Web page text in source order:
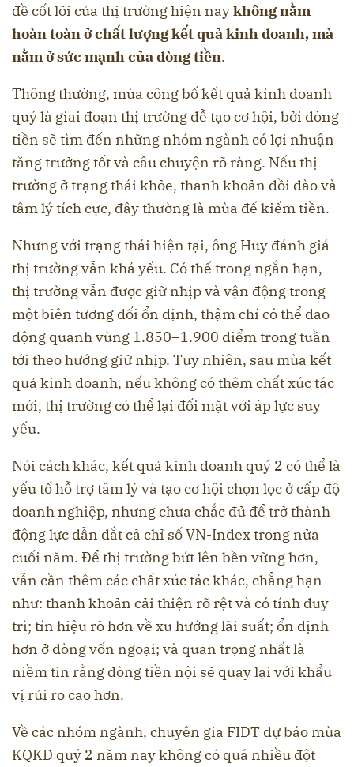
đề cốt lõi của thị trường hiện naykhông nằm
hoàn toàn ở chất lượng kết quả kinh doanh, mà
nằm ở sức mạnh của dòng tiền.
Thông thường, mùa công bố kết quả kinh doanh
quý là giai đoạn thị trường dễ tạo cơ hội, bởi dòng
tiền sẽ tìm đến những nhóm ngành có lợi nhuận
tăng trưởng tốt và câu chuyện rõ ràng. Nếu thị
trường ở trạng thái khỏe, thanh khoản dồi dào và
tâm lý tích cực, đây thường là mùa để kiếm tiền.
Nhưng với trạng thái hiện tại, ông Huy đánh giá
thị trường vẫn khá yếu. Có thể trong ngắn hạn,
thị trường vẫn được giữ nhịp và vận động trong
một biên tương đối ổn định, thậm chí có thể dao
động quanh vùng 1.850–1.900 điểm trong tuần
tới theo hướng giữ nhịp. Tuy nhiên, sau mùa kết
quả kinh doanh, nếu không có thêm chất xúc tác
mới, thị trường có thể lại đối mặt với áp lực suy
yếu.
Nói cách khác, kết quả kinh doanh quý 2 có thể là
yếu tố hỗ trợ tâm lý và tạo cơ hội chọn lọc ở cấp độ
doanh nghiệp, nhưng chưa chắc đủ để trở thành
động lực dẫn dắt cả chỉ số VN-Index trong nửa
cuối năm. Để thị trường bứt lên bền vững hơn,
vẫn cần thêm các chất xúc tác khác, chẳng hạn
như: thanh khoản cải thiện rõ rệt và có tính duy
trì; tín hiệu rõ hơn về xu hướng lãi suất; ổn định
hơn ở dòng vốn ngoại; và quan trọng nhất là
niềm tin rằng dòng tiền nội sẽ quay lại với khẩu
vị rủi ro cao hơn.
Về các nhóm ngành, chuyên gia FIDT dự báo mùa
KQKD quý 2 năm nay không có quá nhiều đột